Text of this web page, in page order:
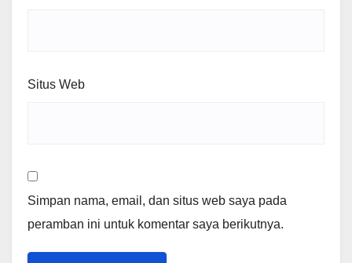
Situs Web
Simpan nama, email, dan situs web saya pada
peramban ini untuk komentar saya berikutnya.